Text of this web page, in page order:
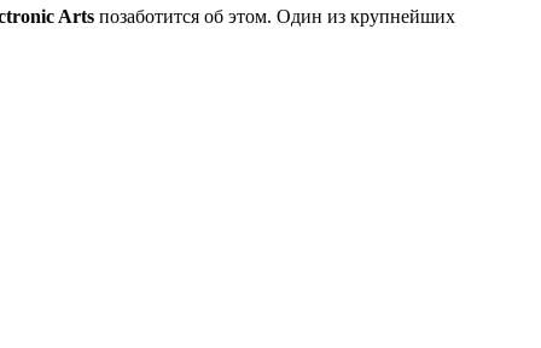
Arts позаботится об этом. Один из крупнейших